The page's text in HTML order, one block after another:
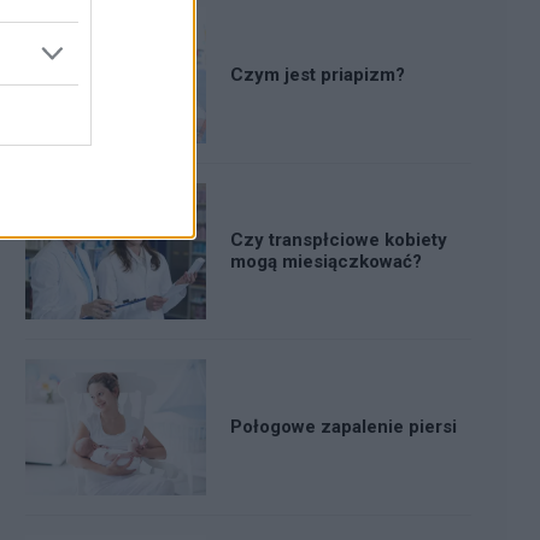
Czym jest priapizm?
Czy transpłciowe kobiety
mogą miesiączkować?
Połogowe zapalenie piersi